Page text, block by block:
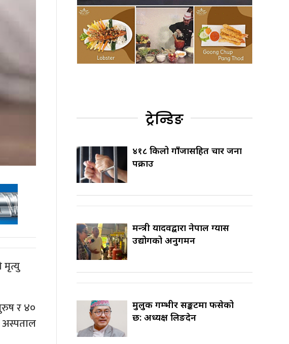
मृत्यु
र ४०
ट्रेन्डिङ
४१८ किलो गाँजासहित चार जना
पक्राउ
मन्त्री यादवद्वारा नेपाल ग्यास
उद्योगको अनुगमन
मुलुक गम्भीर सङ्कटमा फसेको
छ: अध्यक्ष लिङदेन